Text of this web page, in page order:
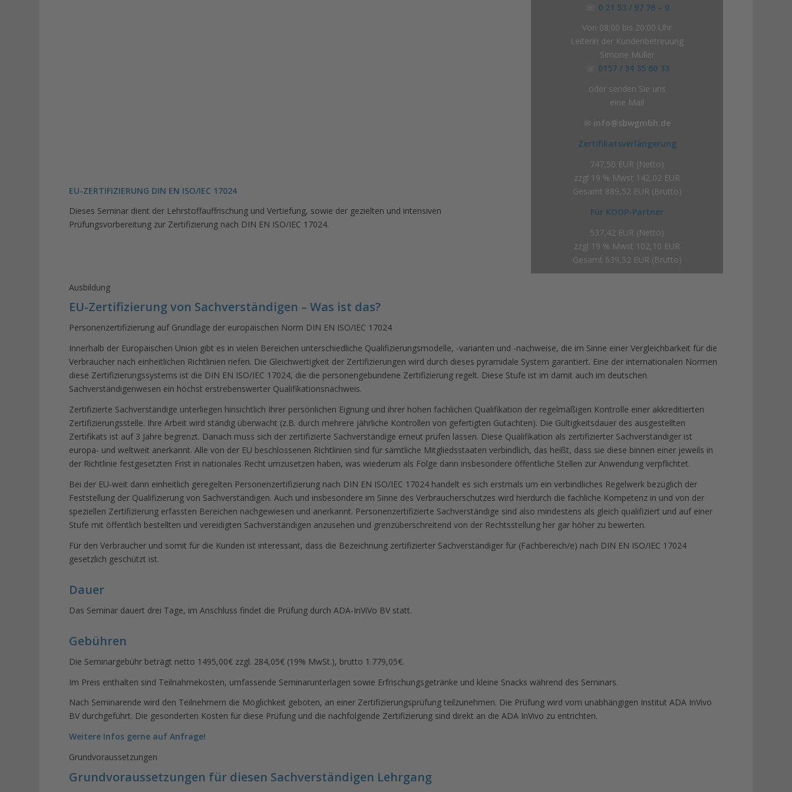
EU-ZERTIFIZIERUNG DIN EN ISO/IEC 17024
Dieses Seminar dient der Lehrstoffauffrischung und Vertiefung, sowie der gezielten und intensiven
Prüfungsvorbereitung zur Zertifizierung nach DIN EN ISO/IEC 17024.
☏ 0 21 53 / 97 76 – 0
Von 08:00 bis 20:00 Uhr
Leiterin der Kundenbetreuung
Simone Müller
☏ 0157 / 34 35 60 33
oder senden Sie uns
eine Mail
✉ info@sbwgmbh.de
Zertifikatsverlängerung
747,50 EUR (Netto)
zzgl 19 % Mwst 142,02 EUR
Gesamt 889,52 EUR (Brutto)
Für KOOP-Partner
537,42 EUR (Netto)
zzgl 19 % Mwst 102,10 EUR
Gesamt 639,52 EUR (Brutto)
Ausbildung
EU-Zertifizierung von Sachverständigen – Was ist das?
Personenzertifizierung auf Grundlage der europäischen Norm DIN EN ISO/IEC 17024
Innerhalb der Europäischen Union gibt es in vielen Bereichen unterschiedliche Qualifizierungsmodelle, -varianten und -nachweise, die im Sinne einer Vergleichbarkeit für die
Verbraucher nach einheitlichen Richtlinien riefen. Die Gleichwertigkeit der Zertifizierungen wird durch dieses pyramidale System garantiert. Eine der internationalen Normen
diese Zertifizierungssystems ist die DIN EN ISO/IEC 17024, die die personengebundene Zertifizierung regelt. Diese Stufe ist im damit auch im deutschen
Sachverständigenwesen ein höchst erstrebenswerter Qualifikationsnachweis.
Zertifizierte Sachverständige unterliegen hinsichtlich Ihrer persönlichen Eignung und ihrer hohen fachlichen Qualifikation der regelmäßigen Kontrolle einer akkreditierten
Zertifizierungsstelle. Ihre Arbeit wird ständig überwacht (z.B. durch mehrere jährliche Kontrollen von gefertigten Gutachten). Die Gültigkeitsdauer des ausgestellten
Zertifikats ist auf 3 Jahre begrenzt. Danach muss sich der zertifizierte Sachverständige erneut prüfen lassen. Diese Qualifikation als zertifizierter Sachverständiger ist
europa- und weltweit anerkannt. Alle von der EU beschlossenen Richtlinien sind für sämtliche Mitgliedsstaaten verbindlich, das heißt, dass sie diese binnen einer jeweils in
der Richtlinie festgesetzten Frist in nationales Recht umzusetzen haben, was wiederum als Folge dann insbesondere öffentliche Stellen zur Anwendung verpflichtet.
Bei der EU-weit dann einheitlich geregelten Personenzertifizierung nach DIN EN ISO/IEC 17024 handelt es sich erstmals um ein verbindliches Regelwerk bezüglich der
Feststellung der Qualifizierung von Sachverständigen. Auch und insbesondere im Sinne des Verbraucherschutzes wird hierdurch die fachliche Kompetenz in und von der
speziellen Zertifizierung erfassten Bereichen nachgewiesen und anerkannt. Personenzertifizierte Sachverständige sind also mindestens als gleich qualifiziert und auf einer
Stufe mit öffentlich bestellten und vereidigten Sachverständigen anzusehen und grenzüberschreitend von der Rechtsstellung her gar höher zu bewerten.
Für den Verbraucher und somit für die Kunden ist interessant, dass die Bezeichnung zertifizierter Sachverständiger für (Fachbereich/e) nach DIN EN ISO/IEC 17024
gesetzlich geschützt ist.
Dauer
Das Seminar dauert drei Tage, im Anschluss findet die Prüfung durch ADA-InViVo BV statt.
Gebühren
Die Seminargebühr beträgt netto 1495,00€ zzgl. 284,05€ (19% MwSt.), brutto 1.779,05€.
Im Preis enthalten sind Teilnahmekosten, umfassende Seminarunterlagen sowie Erfrischungsgetränke und kleine Snacks während des Seminars.
Nach Seminarende wird den Teilnehmern die Möglichkeit geboten, an einer Zertifizierungsprüfung teilzunehmen. Die Prüfung wird vom unabhängigen Institut ADA InVivo
BV durchgeführt. Die gesonderten Kosten für diese Prüfung und die nachfolgende Zertifizierung sind direkt an die ADA InVivo zu entrichten.
Weitere Infos gerne auf Anfrage!
Grundvoraussetzungen
Grundvoraussetzungen für diesen Sachverständigen Lehrgang